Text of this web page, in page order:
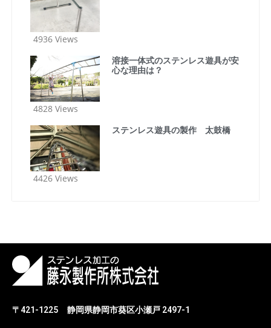
4936 Views
溶接一体式のステンレス遊具が安
心な理由は？
4828 Views
ステンレス遊具の製作 太鼓橋
4426 Views
〒421-1225 静岡県静岡市葵区小瀬戸 2497-1